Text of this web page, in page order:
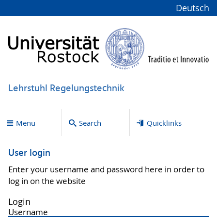
Deutsch
Lehrstuhl Regelungstechnik
Menu Search Quicklinks
User login
Enter your username and password here in order to
log in on the website
Login
Username